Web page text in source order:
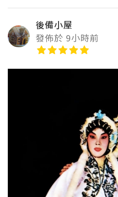
後備小屋
發佈於 9小時前